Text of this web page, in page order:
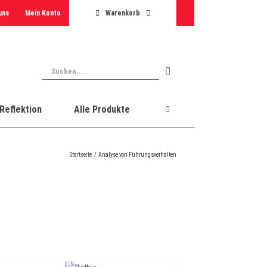
Mein Konto Warenkorb
Suche
nach:
Reflektion Alle Produkte
Startseite Analyse von Führungsverhalten